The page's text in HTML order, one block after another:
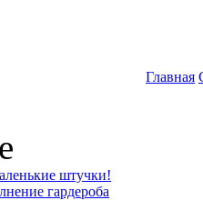
Главная
штучки!
гардероба